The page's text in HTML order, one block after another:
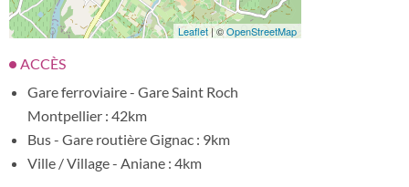
Leaflet| ©OpenStreetMap
ACCÈS
Gare ferroviaire - Gare Saint Roch
Montpellier : 42km
Bus - Gare routière Gignac : 9km
Ville / Village - Aniane : 4km